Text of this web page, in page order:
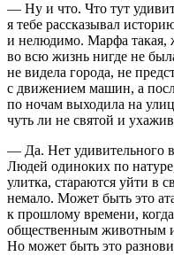
— Ну и что. Что тут
я тебе рассказывал
и нелюдимо. Марфа такая,
во всю жизнь нигде не
не видела города, не
с движением машин, а
по ночам выходила на
чуть ли не святой и
— Да. Нет удивительного
Людей одиноких по
улитка, стараются уйти в
немало. Может быть это
к прошлому времени,
общественным животным
Но может быть это